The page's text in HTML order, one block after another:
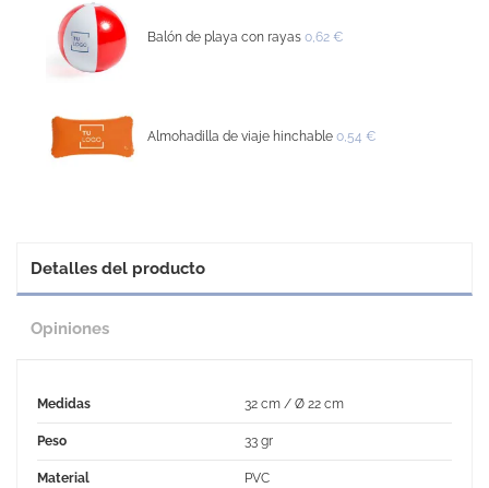
Balón de playa con rayas 0,62 €
Almohadilla de viaje hinchable 0,54 €
Detalles del producto
Opiniones
Medidas 32 cm / Ø 22 cm
Peso 33 gr
Material PVC